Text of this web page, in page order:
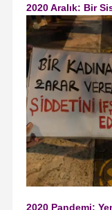
2020 Aralık: Bir
2020 Pandemi: